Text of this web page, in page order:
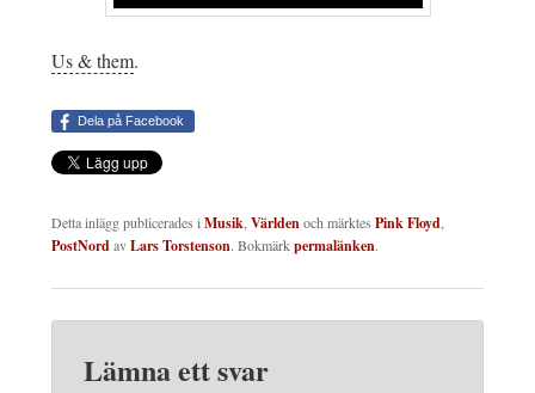
Us & them.
Dela på Facebook
Detta inlägg publicerades i Musik Världenoch märktes Pink Floyd
PostNordavLars Torstenson. Bokmärkpermalänken.
Lämna ett svar